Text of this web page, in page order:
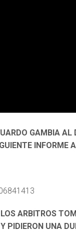
GAMBIA AL
INFORME
ARBITROS
PIDIERON UNA